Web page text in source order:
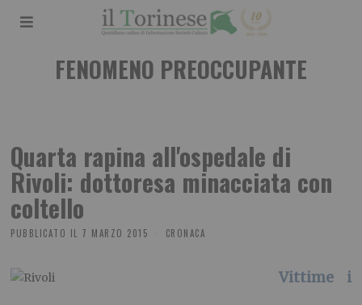
FENOMENO PREOCCUPANTE
Quarta rapina all'ospedale di
Rivoli: dottoresa minacciata con
coltello
PUBBLICATO IL 7 MARZO 2015 CRONACA
Vittime i